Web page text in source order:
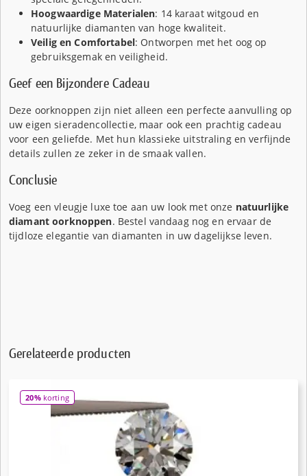
Hoogwaardige Materialen: 14 karaat witgoud en
natuurlijke diamanten van hoge kwaliteit.
Veilig en Comfortabel: Ontworpen met het oog op
gebruiksgemak en veiligheid.
Geef een Bijzondere Cadeau
Deze oorknoppen zijn niet alleen een perfecte aanvulling op
uw eigen sieradencollectie, maar ook een prachtig cadeau
voor een geliefde. Met hun klassieke uitstraling en verfijnde
details zullen ze zeker in de smaak vallen.
Conclusie
Voeg een vleugje luxe toe aan uw look met onze natuurlijke
diamant oorknoppen. Bestel vandaag nog en ervaar de
tijdloze elegantie van diamanten in uw dagelijkse leven.
Gerelateerde producten
20%korting